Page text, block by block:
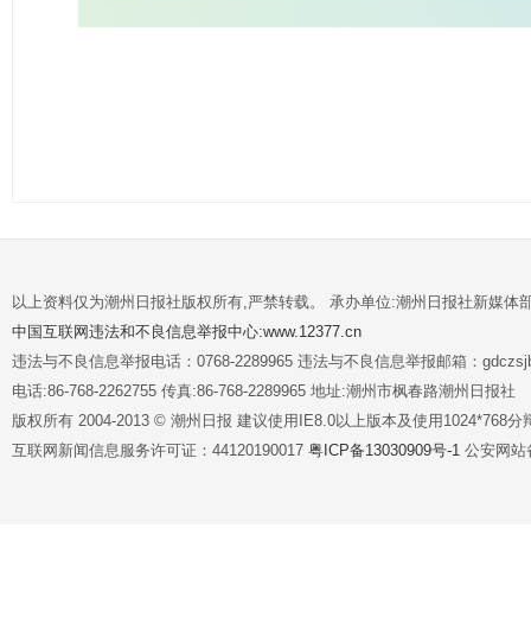
以上资料仅为潮州日报社版权所有,严禁转载。 承办单位:潮州日报社新媒体
中国互联网违法和不良信息举报中心:www.12377.cn
违法与不良信息举报电话：0768-2289965 违法与不良信息举报邮箱：
电话:86-768-2262755 传真:86-768-2289965 地址:潮州市枫春路潮州日报社
版权所有 2004-2013 © 潮州日报 建议使用IE8.0以上版本及使用1024*768分
互联网新闻信息服务许可证：44120190017 粤ICP备13030909号-1 公安网站